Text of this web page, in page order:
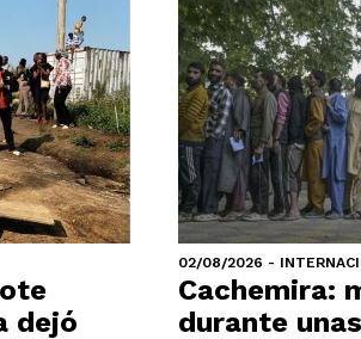
dejó
02/08/2026 -
Cachemira:
durante